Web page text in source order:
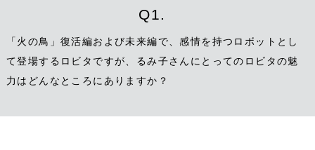
Q1.
「火の鳥」復活編および未来編で、感情を持つロボットとし
て登場するロビタですが、るみ子さんにとってのロビタの魅
力はどんなところにありますか？